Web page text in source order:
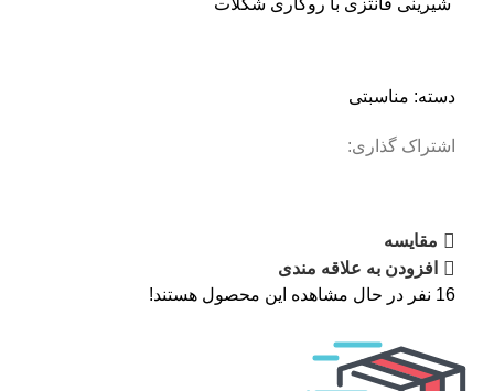
شیرینی فانتزی با روکاری شکلات
دسته: مناسبتی
اشتراک گذاری:
مقایسه
افزودن به علاقه مندی
16 نفر در حال مشاهده این محصول هستند!